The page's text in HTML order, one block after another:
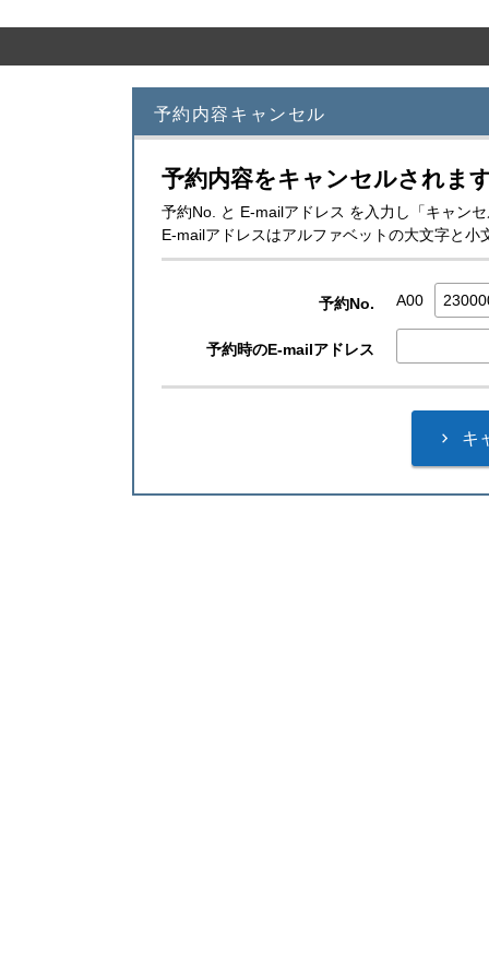
予約内容キャンセル
予約内容をキャンセルされま
予約No. と E-mailアドレス を入力し「キャン
E-mailアドレスはアルファベットの大文字と
予約No. A00
予約時のE-mailアドレス